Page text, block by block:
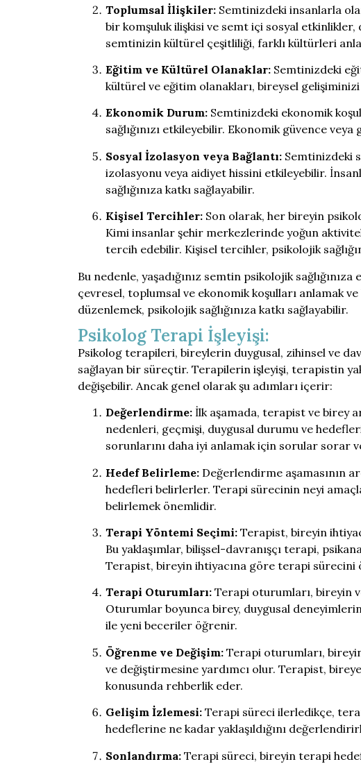
Toplumsal İlişkiler: Semtinizdeki insanlarla
bir komşuluk ilişkisi ve semt içi sosyal etkinlikler,
semtinizin kültürel çeşitliliği, farklı kültürleri
Eğitim ve Kültürel Olanaklar: Semtinizdeki
kültürel ve eğitim olanakları, bireysel
Ekonomik Durum: Semtinizdeki ekonomik
sağlığınızı etkileyebilir. Ekonomik güvence
Sosyal İzolasyon veya Bağlantı: Semtinizdeki
izolasyonu veya aidiyet hissini etkileyebilir.
sağlığınıza katkı sağlayabilir.
Kişisel Tercihler: Son olarak, her bireyin
Kimi insanlar şehir merkezlerinde yoğun
tercih edebilir. Kişisel tercihler, psikolojik
Bu nedenle, yaşadığınız semtin psikolojik
çevresel, toplumsal ve ekonomik koşulları anlamak
düzenlemek, psikolojik sağlığınıza katkı sağlayabilir.
Psikolog Terapi İşleyişi:
Psikolog terapileri, bireylerin duygusal, zihinsel ve
sağlayan bir süreçtir. Terapilerin işleyişi, terapistin
değişebilir. Ancak genel olarak şu adımları içerir:
Değerlendirme: İlk aşamada, terapist ve birey
nedenleri, geçmişi, duygusal durumu ve
sorunlarını daha iyi anlamak için sorular sorar
Hedef Belirleme: Değerlendirme aşamasının
hedefleri belirlerler. Terapi sürecinin neyi
belirlemek önemlidir.
Terapi Yöntemi Seçimi: Terapist, bireyin
Bu yaklaşımlar, bilişsel-davranışçı terapi,
Terapist, bireyin ihtiyacına göre terapi sürecini
Terapi Oturumları: Terapi oturumları, bireyin
Oturumlar boyunca birey, duygusal
ile yeni beceriler öğrenir.
Öğrenme ve Değişim: Terapi oturumları, bireyin
ve değiştirmesine yardımcı olur. Terapist,
konusunda rehberlik eder.
Gelişim İzlemesi: Terapi süreci ilerledikçe,
hedeflerine ne kadar yaklaşıldığını
Sonlandırma: Terapi süreci, bireyin terapi